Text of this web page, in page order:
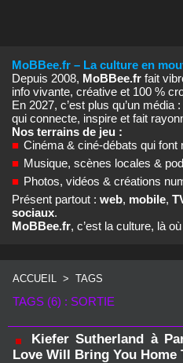
MoBBee.fr – La culture en
Depuis 2008, MoBBee.fr fait
info vivante, créative et 100 %
En 2027, c’est plus qu’un média
qui connecte, inspire et fait
Nos terrains de jeu :
■ Cinéma & ciné‑débats qui font
■ Musique, scènes locales &
■ Photos, vidéos & créations
Présent partout : web, mobile,
sociaux.
MoBBee.fr, c’est la culture, là
ACCUEIL > TAGS
TAGS (6) : SORTIE
Kiefer Sutherland à
Love Will Bring You Home